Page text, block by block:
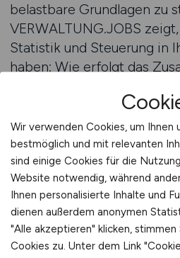
belastbare Grundlagen zu
VERWALTUNG.JOBS
Statistik und Steuerung in
haben: Wie erfolgt das
Welche Zukunftsfragen
demografische
Wohnraumbedarf,
macht diese
vernetzt Sie mit den
qualifiziert und motiviert
Wir verwenden Cookies, um Ihnen
bestmöglich und mit relevanten
sind einige Cookies für die
Website notwendig, während
Ihnen personalisierte Inhalte und
dienen außerdem anonymen
"Alle akzeptieren" klicken,
Cookies zu. Unter dem Link